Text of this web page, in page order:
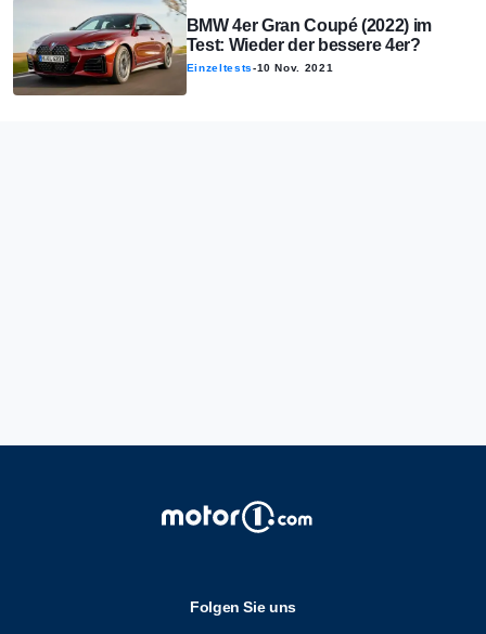
BMW 4er Gran Coupé (2022) im
Test: Wieder der bessere 4er?
Einzeltests-10 Nov. 2021
Folgen Sie uns